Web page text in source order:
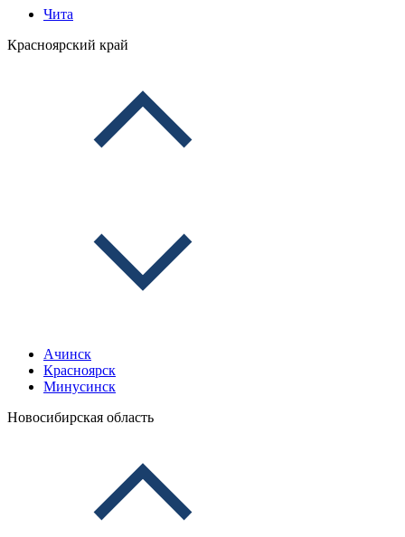
Чита
Красноярский край
Ачинск
Красноярск
Минусинск
Новосибирская область